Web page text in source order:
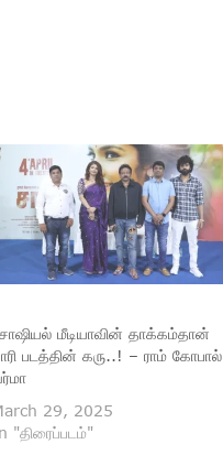
மீடியாவின் தாக்கம்தான்
படத்தின் கரு..! – ராம் கோபால்
29, 2025
"திரைப்படம்"